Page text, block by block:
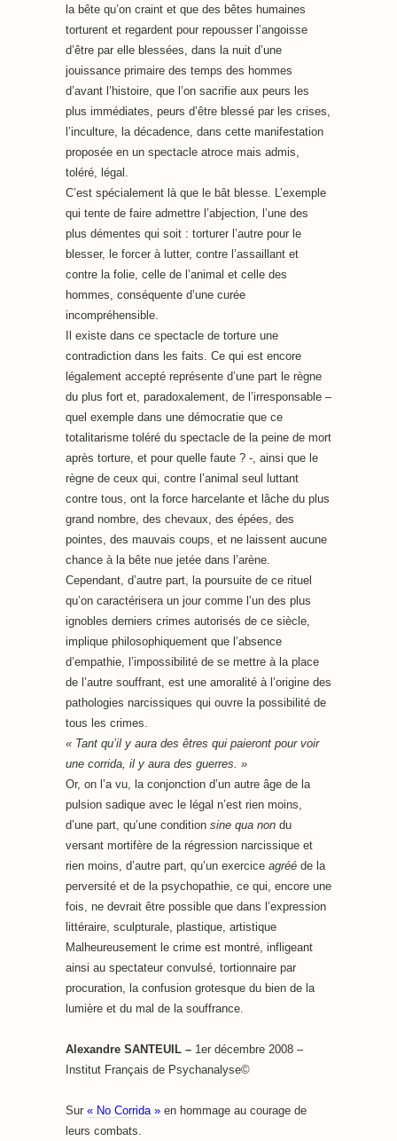
la bête qu’on craint et que des bêtes humaines
torturent et regardent pour repousser l’angoisse
d’être par elle blessées, dans la nuit d’une
jouissance primaire des temps des hommes
d’avant l’histoire, que l’on sacrifie aux peurs les
plus immédiates, peurs d’être blessé par les crises,
l’inculture, la décadence, dans cette manifestation
proposée en un spectacle atroce mais admis,
toléré, légal.
C’est spécialement là que le bât blesse. L’exemple
qui tente de faire admettre l’abjection, l’une des
plus démentes qui soit : torturer l’autre pour le
blesser, le forcer à lutter, contre l’assaillant et
contre la folie, celle de l’animal et celle des
hommes, conséquente d’une curée
incompréhensible.
Il existe dans ce spectacle de torture une
contradiction dans les faits. Ce qui est encore
légalement accepté représente d’une part le règne
du plus fort et, paradoxalement, de l’irresponsable –
quel exemple dans une démocratie que ce
totalitarisme toléré du spectacle de la peine de mort
après torture, et pour quelle faute ? -, ainsi que le
règne de ceux qui, contre l’animal seul luttant
contre tous, ont la force harcelante et lâche du plus
grand nombre, des chevaux, des épées, des
pointes, des mauvais coups, et ne laissent aucune
chance à la bête nue jetée dans l’arène.
Cependant, d’autre part, la poursuite de ce rituel
qu’on caractérisera un jour comme l’un des plus
ignobles derniers crimes autorisés de ce siècle,
implique philosophiquement que l’absence
d’empathie, l’impossibilité de se mettre à la place
de l’autre souffrant, est une amoralité à l’origine des
pathologies narcissiques qui ouvre la possibilité de
tous les crimes.
« Tant qu’il y aura des êtres qui paieront pour voir
une corrida, il y aura des guerres. »
Or, on l’a vu, la conjonction d’un autre âge de la
pulsion sadique avec le légal n’est rien moins,
d’une part, qu’une condition sine qua non du
versant mortifère de la régression narcissique et
rien moins, d’autre part, qu’un exercice agréé de la
perversité et de la psychopathie, ce qui, encore une
fois, ne devrait être possible que dans l’expression
littéraire, sculpturale, plastique, artistique
Malheureusement le crime est montré, infligeant
ainsi au spectateur convulsé, tortionnaire par
procuration, la confusion grotesque du bien de la
lumière et du mal de la souffrance.
Alexandre SANTEUIL – 1er décembre 2008 –
Institut Français de Psychanalyse©
Sur « No Corrida » en hommage au courage de
leurs combats.